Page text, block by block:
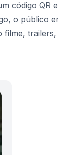
código QR
o público
trailers,